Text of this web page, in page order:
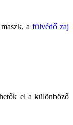
maszk, afülvédő zaj
el a különböző